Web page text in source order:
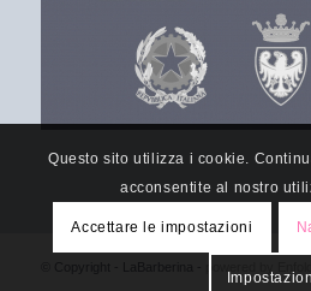
Questo sito utilizza i cookie.
acconsentite al nostro
Accettare le impostazioni